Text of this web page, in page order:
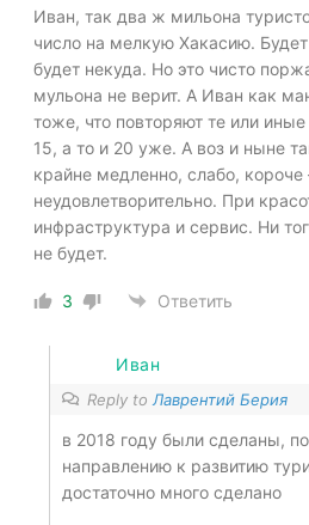
Иван, так два ж мильона
число на мелкую Хакасию.
будет некуда. Но это чисто
мульона не верит. А Иван как
тоже, что повторяют те или
15, а то и 20 уже. А воз и ныне
крайне медленно, слабо,
неудовлетворительно. При
инфраструктура и сервис. Ни
не будет.
3 Ответить
Иван
Reply to Лаврентий Берия
в 2018 году были сделаны,
направлению к развитию
достаточно много сделано